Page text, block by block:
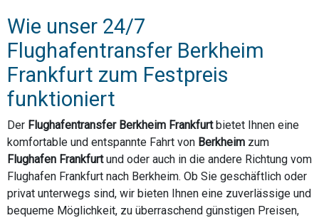
Wie unser 24/7
Flughafentransfer Berkheim
Frankfurt zum Festpreis
funktioniert
Der Flughafentransfer Berkheim Frankfurtbietet Ihnen eine
komfortable und entspannte Fahrt von Berkheim zum
Flughafen Frankfurtund oder auch in die andere Richtung vom
Flughafen Frankfurt nach Berkheim. Ob Sie geschäftlich oder
privat unterwegs sind, wir bieten Ihnen eine zuverlässige und
bequeme Möglichkeit, zu überraschend günstigen Preisen,